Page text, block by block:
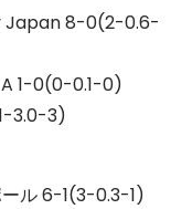
Japan 8-0(2-0.6-
1-0(0-0.1-0)
3.0-3)
ール 6-1(3-0.3-1)